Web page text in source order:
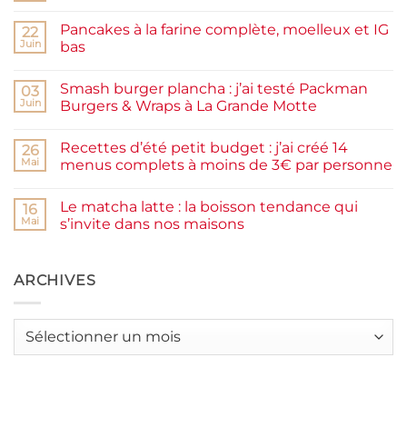
Confiture
de
prunes
et
rapide
22
Juin
Pancakes à la farine complète, moelleux et IG
bas
sur
Pancakes
à
complète,
moelleux
et
03
Juin
Smash burger plancha : j’ai testé Packman
Burgers & Wraps à La Grande Motte
sur
Smash
burger
testé
Packman
Burgers &
Grande
Motte
26
Mai
Recettes d’été petit budget : j’ai créé 14
menus complets à moins de 3€ par personne
sur
Recettes
d’été
j’ai
créé
à
16
Mai
Le matcha latte : la boisson tendance qui
s’invite dans nos maisons
Le
matcha
boisson
ARCHIVES
Archives